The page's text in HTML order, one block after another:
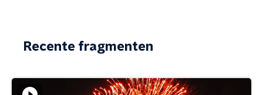
Recente fragmenten